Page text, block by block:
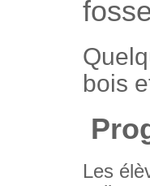
bois
Les